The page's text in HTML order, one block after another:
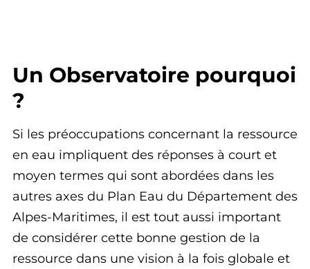
Un Observatoire pourquoi
?
Si les préoccupations concernant la ressource
en eau impliquent des réponses à court et
moyen termes qui sont abordées dans les
autres axes du Plan Eau du Département des
Alpes-Maritimes, il est tout aussi important
de considérer cette bonne gestion de la
ressource dans une vision à la fois globale et